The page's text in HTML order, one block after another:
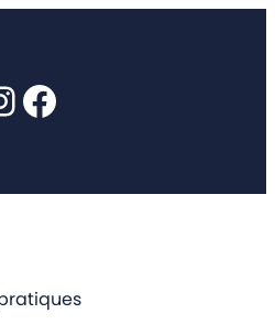
Facebook